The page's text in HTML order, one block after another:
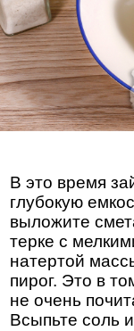
В это время
глубокую
выложите
терке с
натертой
пирог. Это в
не очень
Всыпьте соль